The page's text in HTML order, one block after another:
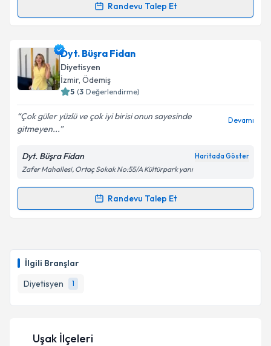
İlgili Branşlar
Diyetisyen
1
Randevu Talep Et
Randevu Takvimi Talebi
Dyt. Sena Arpacı Besliiçin randevu takvimi talebi
oluşturun. Size bu uzmandan randevu almanız için bir
takvim hazırlandığında e-posta ile bilgilendireceğiz.
Kişisel verilerimin işlenmesine ilişkin
Aydınlatma
Metni'ni okudum ve kişisel verilerimin belirtilen
kapsamda işlenmesini kabul ediyorum.
Dyt. Büşra Fidan
Diyetisyen
İzmir, Ödemiş
5 (3 Değerlendirme)
Çok güler yüzlü ve çok iyi birisi onun sayesinde
gitmeyen...
Devamı
Dyt. Büşra Fidan Haritada Göster
Zafer Mahallesi, Ortaç Sokak No:55/A Kültürpark yanı
Randevu Talep Et
Randevu Takvimi Talebi
takvim hazırlandığında e-posta ile bilgilendireceğiz.
E-posta Adresiniz
Uşak İlçeleri